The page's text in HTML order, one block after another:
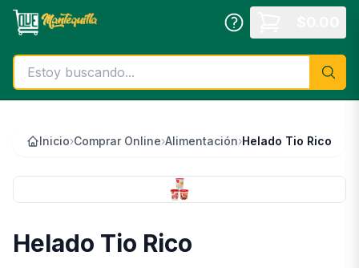
Saltar al contenido principal
Inicio›Comprar Online›Alimentación›Helado Tio Rico
Helado Tio Rico